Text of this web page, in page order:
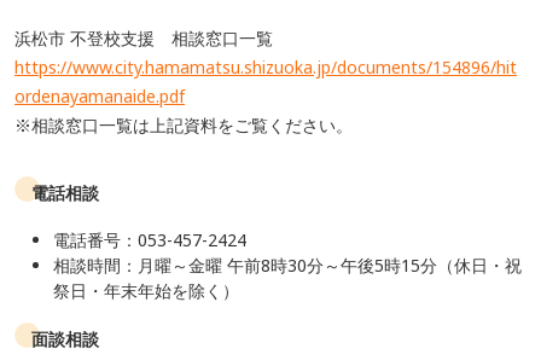
浜松市 不登校支援 相談窓口一覧
https://www.city.hamamatsu.shizuoka.jp/documents/154896/hit
ordenayamanaide.pdf
※相談窓口一覧は上記資料をご覧ください。
電話相談
電話番号：053-457-2424
相談時間：月曜～金曜 午前8時30分～午後5時15分（休日・祝
祭日・年末年始を除く）
面談相談